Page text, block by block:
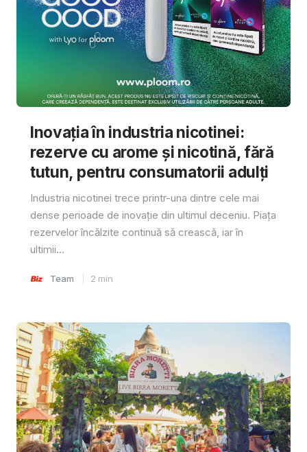
Inovația în industria nicotinei:
rezerve cu arome și nicotină, fără
tutun, pentru consumatorii adulți
Industria nicotinei trece printr-una dintre cele mai
dense perioade de inovație din ultimul deceniu. Piața
rezervelor încălzite continuă să crească, iar în
ultimii...
Team 2 min